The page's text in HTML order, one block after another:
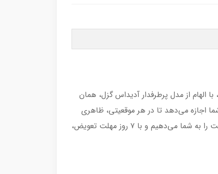
با الهام از مدل پرطرفدار آدیداس گزل، همان
اجازه می‌دهد تا در هر موقعیتی، ظاهری
آراسته و بی‌نقص داشته باشید. این ونس‌ها ترکیبی بی‌نظیر از راحتی و استایل هستند. ما ضمانت بهترین جنس و قیمت را به شما می‌دهیم و با ۷ روز مهلت تعویض،